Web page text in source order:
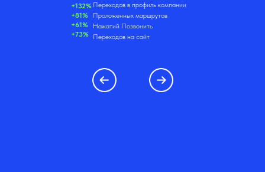
Переходов в профиль компании
Проложенных маршрутов
Нажатий Позвонить
Переходов на сайт
+132%
+81%
+61%
+73%